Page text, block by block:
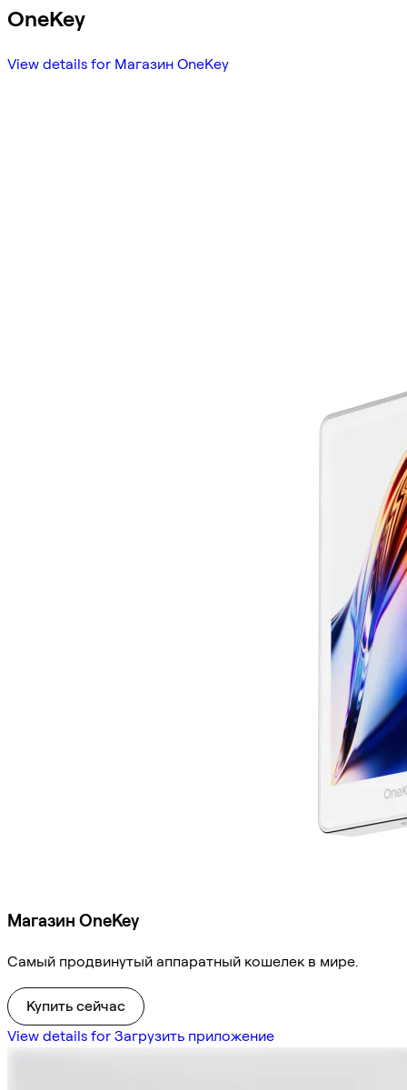
OneKey
View details for Магазин OneKey
Магазин OneKey
Самый продвинутый аппаратный кошелек в мире.
Купить сейчас
View details for Загрузить приложение